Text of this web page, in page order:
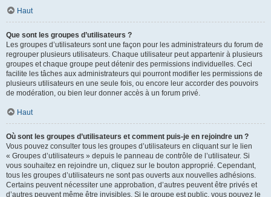
Haut
Que sont les groupes d’utilisateurs ?
Les groupes d’utilisateurs sont une façon pour les administrateurs du forum de
regrouper plusieurs utilisateurs. Chaque utilisateur peut appartenir à plusieurs
groupes et chaque groupe peut détenir des permissions individuelles. Ceci
facilite les tâches aux administrateurs qui pourront modifier les permissions de
plusieurs utilisateurs en une seule fois, ou encore leur accorder des pouvoirs
de modération, ou bien leur donner accès à un forum privé.
Haut
Où sont les groupes d’utilisateurs et comment puis-je en rejoindre un ?
Vous pouvez consulter tous les groupes d’utilisateurs en cliquant sur le lien
« Groupes d’utilisateurs » depuis le panneau de contrôle de l’utilisateur. Si
vous souhaitez en rejoindre un, cliquez sur le bouton approprié. Cependant,
tous les groupes d’utilisateurs ne sont pas ouverts aux nouvelles adhésions.
Certains peuvent nécessiter une approbation, d’autres peuvent être privés et
d’autres peuvent même être invisibles. Si le groupe est public, vous pouvez le